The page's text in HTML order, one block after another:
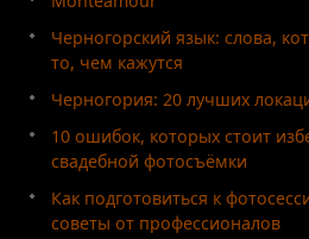
Черногорский язык: слова,
то, чем кажутся
Черногория: 20 лучших
10 ошибок, которых стоит
свадебной фотосъёмки
Как подготовиться к
советы от профессионалов